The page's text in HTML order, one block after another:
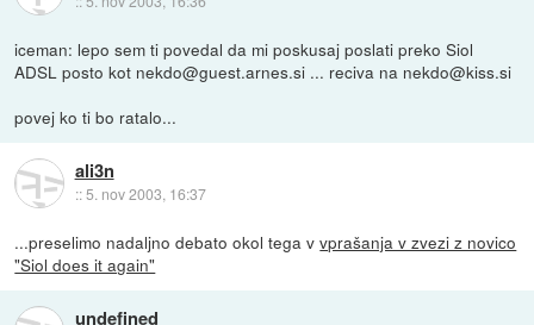
iceman: lepo sem ti povedal da mi poskusaj poslati preko Siol
ADSL posto kot nekdo@guest.arnes.si ... reciva na nekdo@kiss.si
povej ko ti bo ratalo...
ali3n
::5. nov 2003, 16:37
...preselimo nadaljno debato okol tega vvprašanja v zvezi z novico
"Siol does it again"
undefined